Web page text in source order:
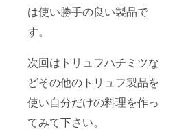
は使い勝手の良い製品で
す。
次回はトリュフハチミツな
どその他のトリュフ製品を
使い自分だけの料理を作っ
てみて下さい。